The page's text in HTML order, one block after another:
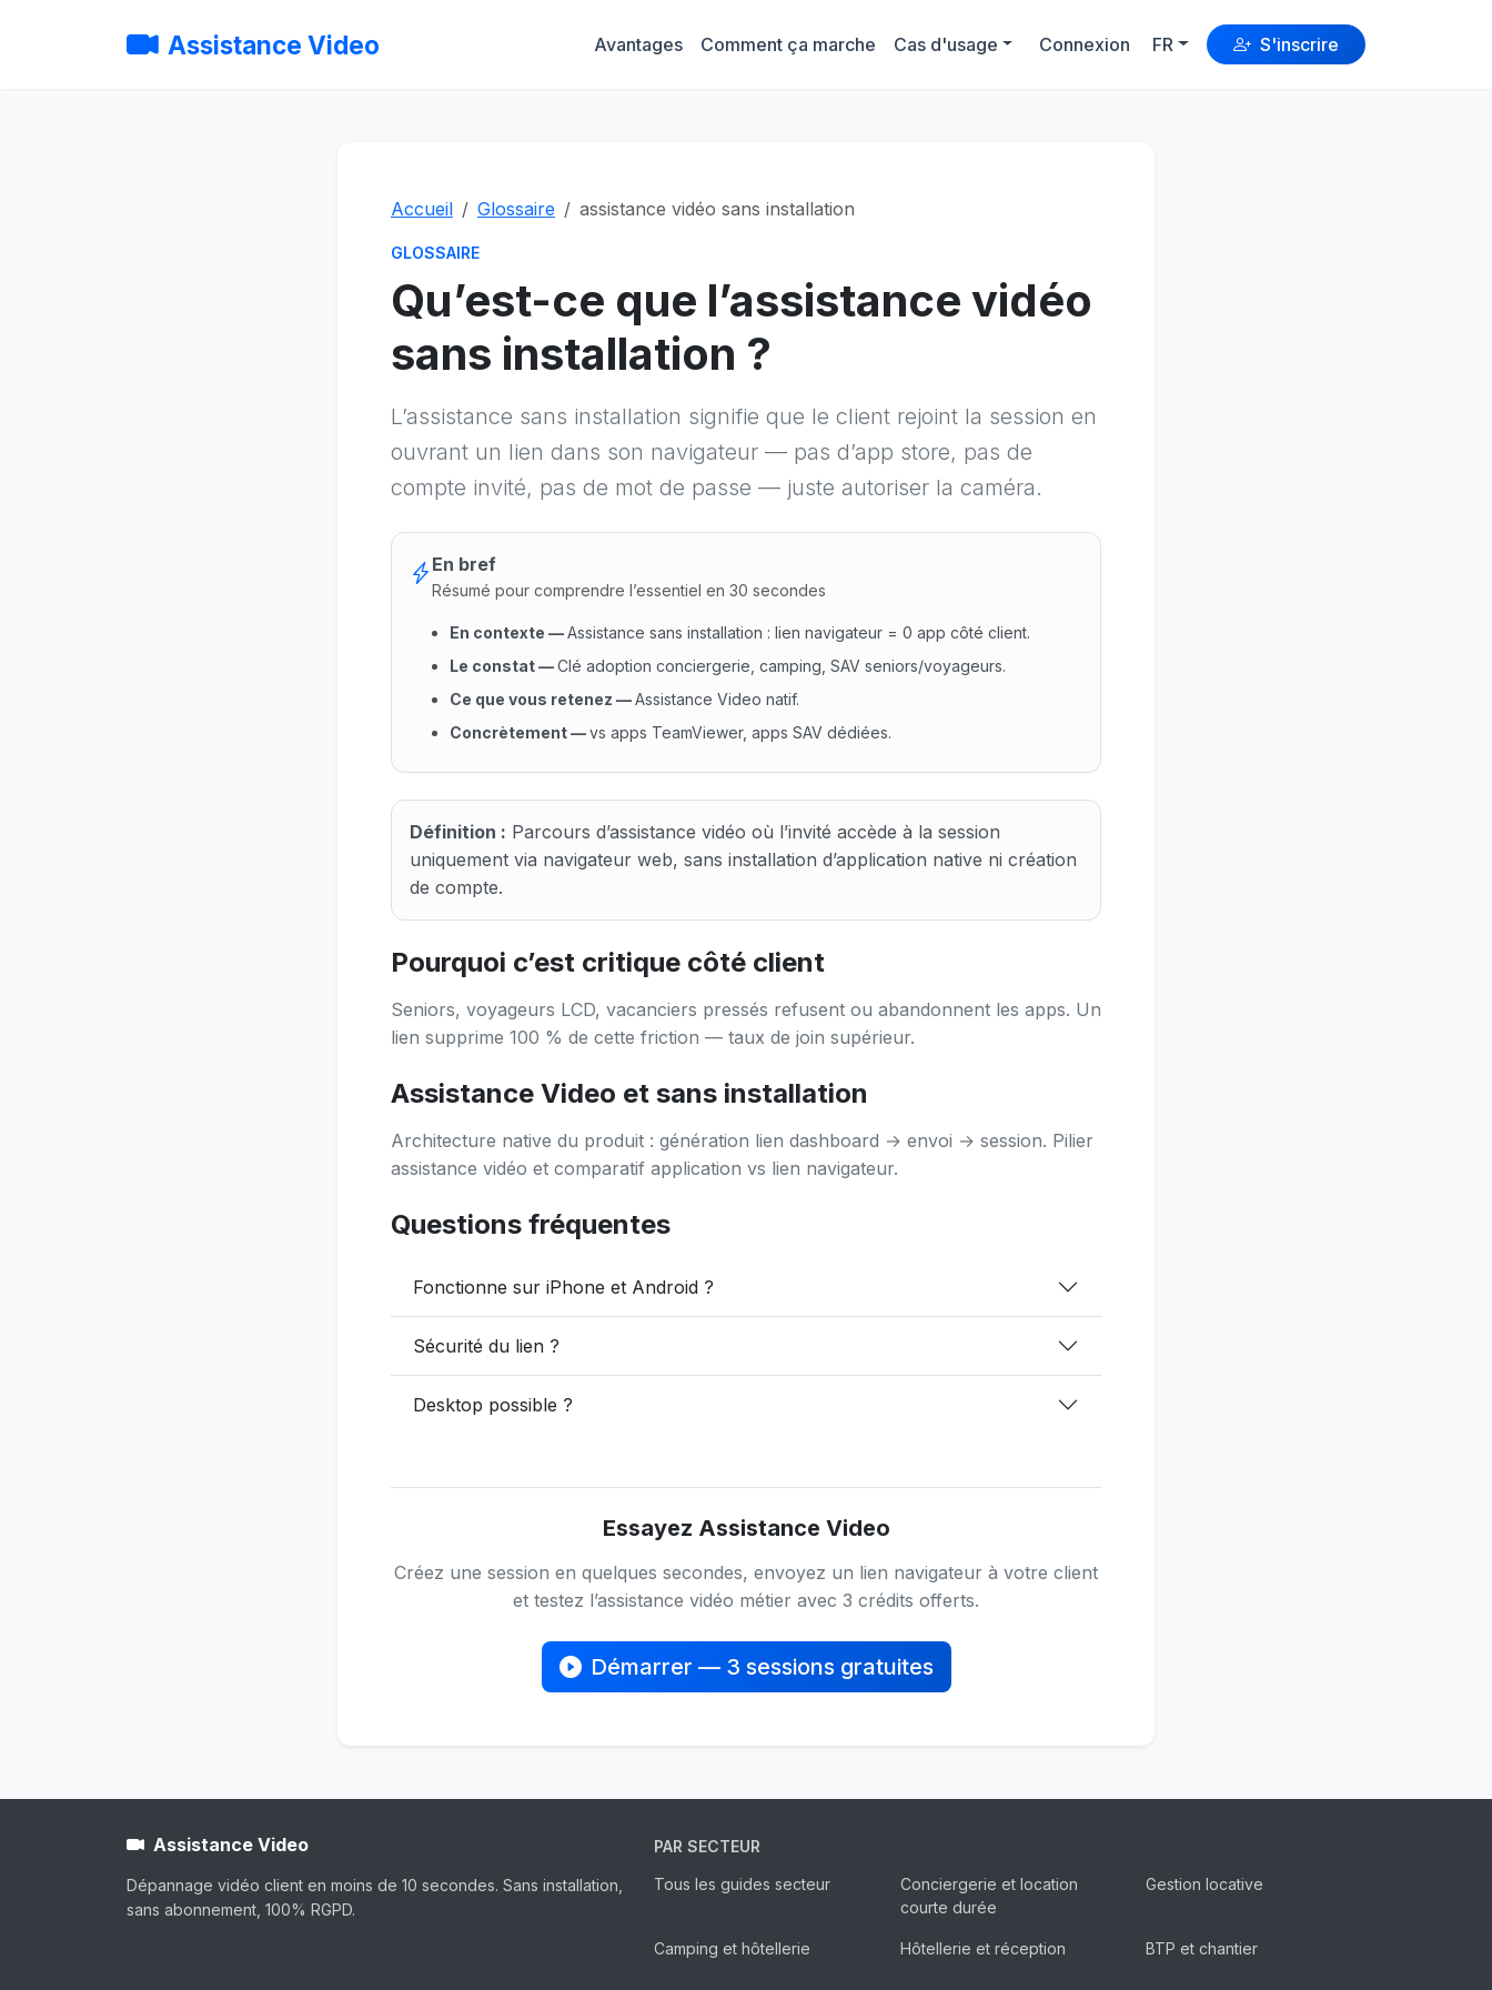
Assistance Video Avantages Comment ça marche Cas d'usage Connexion FR S'inscrire
Accueil Glossaire assistance vidéo sans installation
GLOSSAIRE
Qu’est-ce que l’assistance vidéo
sans installation ?
L’assistance sans installation signifie que le client rejoint la session en
ouvrant un lien dans son navigateur — pas d’app store, pas de
compte invité, pas de mot de passe — juste autoriser la caméra.
En bref
Résumé pour comprendre l’essentiel en 30 secondes
En contexte —Assistance sans installation : lien navigateur = 0 app côté client.
Le constat—Clé adoption conciergerie, camping, SAV seniors/voyageurs.
Ce que vous retenez —Assistance Video natif.
Concrètement—vs apps TeamViewer, apps SAV dédiées.
En contexte : Assistance sans installation : lien navigateur = 0 app côté client. Le constat : Clé adoption conciergerie,
Définition : Parcours d’assistance vidéo où l’invité accède à la session
uniquement via navigateur web, sans installation d’application native ni création
de compte.
Pourquoi c’est critique côté client
Seniors, voyageurs LCD, vacanciers pressés refusent ou abandonnent les apps. Un
lien supprime 100 % de cette friction — taux de join supérieur.
Assistance Video et sans installation
Architecture native du produit : génération lien dashboard → envoi → session. Pilier
assistance vidéo et comparatif application vs lien navigateur.
Questions fréquentes
Fonctionne sur iPhone et Android ?
Sécurité du lien ?
Desktop possible ?
Essayez Assistance Video
Créez une session en quelques secondes, envoyez un lien navigateur à votre client
et testez l’assistance vidéo métier avec 3 crédits offerts.
Démarrer — 3 sessions gratuites
Assistance Video
Dépannage vidéo client en moins de 10 secondes. Sans installation,
sans abonnement, 100% RGPD.
PAR SECTEUR
Tous les guides secteur
Conciergerie et location
courte durée
Gestion locative
Camping et hôtellerie Hôtellerie et réception BTP et chantier